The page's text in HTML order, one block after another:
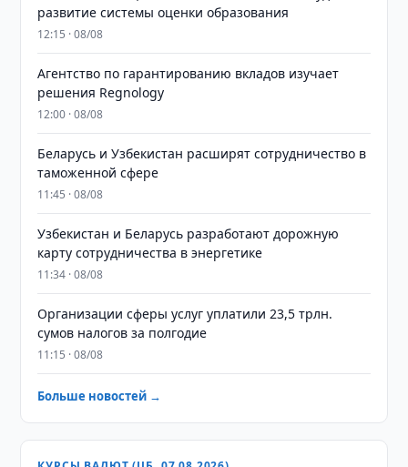
развитие системы оценки образования
12:15 · 08/08
Агентство по гарантированию вкладов изучает
решения Regnology
12:00 · 08/08
Беларусь и Узбекистан расширят сотрудничество в
таможенной сфере
11:45 · 08/08
Узбекистан и Беларусь разработают дорожную
карту сотрудничества в энергетике
11:34 · 08/08
Организации сферы услуг уплатили 23,5 трлн.
сумов налогов за полгодие
11:15 · 08/08
Больше новостей →